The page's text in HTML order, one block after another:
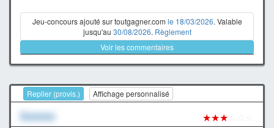
Jeu-concours ajouté sur toutgagner.com le 18/03/2026. Valable
jusqu'au 30/08/2026. Règlement
Voir les commentaires
Replier (provis.) Affichage personnalisé
Xxxxxxx ★★★